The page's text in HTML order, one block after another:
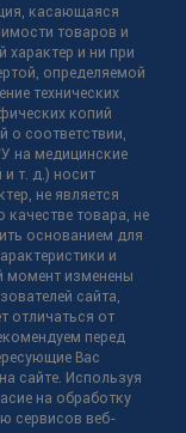
касающаяся
товаров и
и ни при
определяемой
технических
копий
о соответствии,
на медицинские
и т. д.) носит
не является
товара, не
основанием для
и
момент изменены
сайта,
отличаться от
перед
Вас
сайте. Используя
на обработку
сервисов веб-